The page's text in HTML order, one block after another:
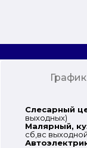
Слесарный
выходных)
Малярный,
сб,вс выходной